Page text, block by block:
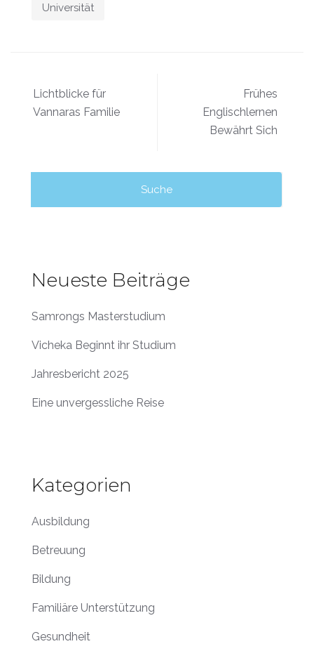
Universität
Lichtblicke für
Vannaras Familie
Frühes
Englischlernen
Bewährt Sich
Neueste Beiträge
Samrongs Masterstudium
Vicheka Beginnt ihr Studium
Jahresbericht 2025
Eine unvergessliche Reise
Kategorien
Ausbildung
Betreuung
Bildung
Familiäre Unterstützung
Gesundheit